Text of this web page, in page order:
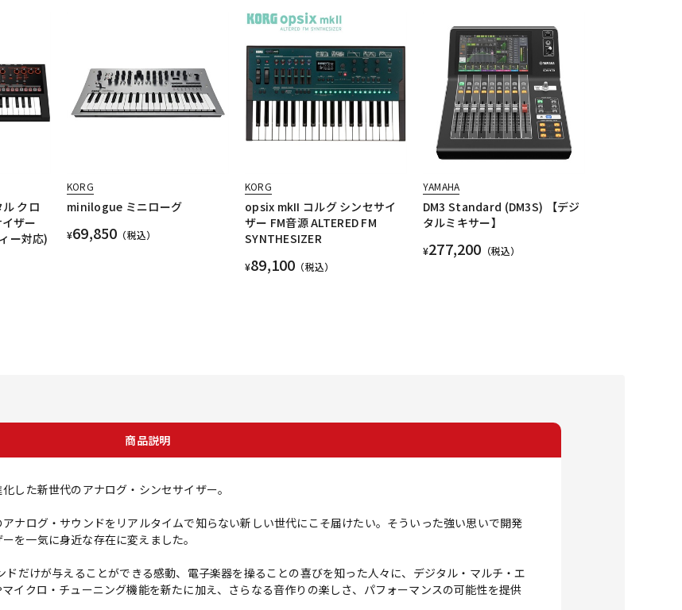
クロ
ザー
ー対応)
KORG
minilogue ミニローグ
¥69,850 （税込）
KORG
opsix mkII コルグ シンセサイ
ザー FM音源 ALTERED FM
SYNTHESIZER
¥89,100 （税込）
YAMAHA
DM3 Standard (DM3S) 【デジ
タルミキサー】
¥277,200 （税込）
商品説明
した新世代のアナログ・シンセサイザー。
ナログ・サウンドをリアルタイムで知らない新しい世代にこそ届けたい。そういった強い思いで開発
を一気に身近な存在に変えました。
だけが与えることができる感動、電子楽器を操ることの喜びを知った人々に、デジタル・マルチ・エ
イクロ・チューニング機能を新たに加え、さらなる音作りの楽しさ、パフォーマンスの可能性を提供